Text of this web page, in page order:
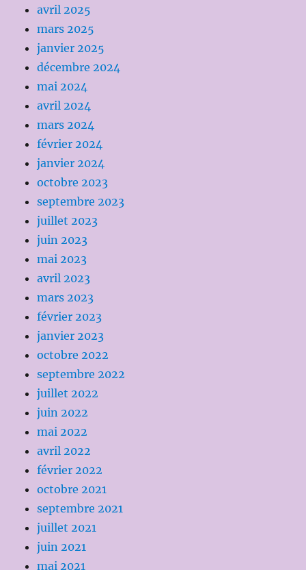
avril 2025
mars 2025
janvier 2025
décembre 2024
mai 2024
avril 2024
mars 2024
février 2024
janvier 2024
octobre 2023
septembre 2023
juillet 2023
juin 2023
mai 2023
avril 2023
mars 2023
février 2023
janvier 2023
octobre 2022
septembre 2022
juillet 2022
juin 2022
mai 2022
avril 2022
février 2022
octobre 2021
septembre 2021
juillet 2021
juin 2021
mai 2021